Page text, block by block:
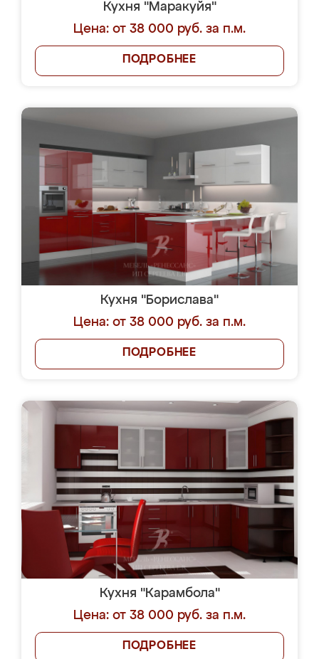
Кухня "Маракуйя"
Цена: от 38 000 руб. за п.м.
ПОДРОБНЕЕ
Кухня "Борислава"
Цена: от 38 000 руб. за п.м.
ПОДРОБНЕЕ
Кухня "Карамбола"
Цена: от 38 000 руб. за п.м.
ПОДРОБНЕЕ